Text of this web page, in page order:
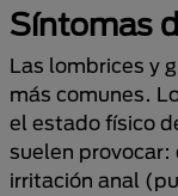
Síntomas
Las lombrices y
más comunes.
el estado físico
suelen
irritación anal